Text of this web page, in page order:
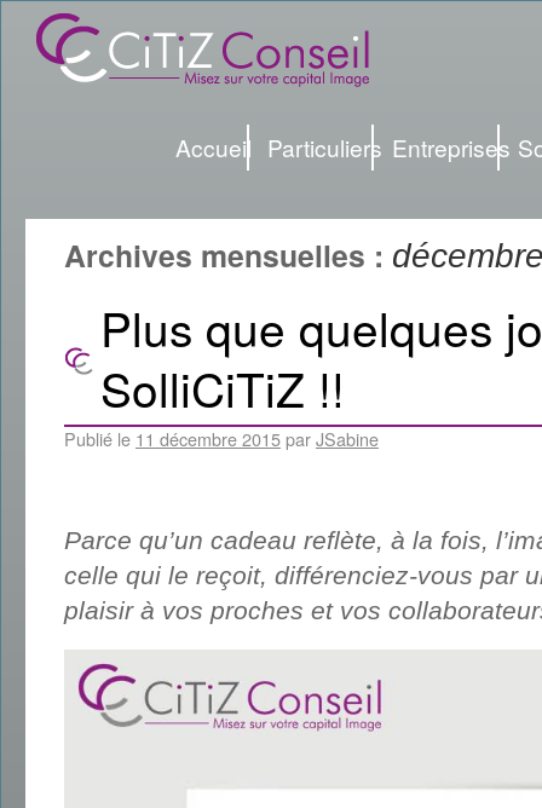
Accueil Particuliers Entreprises
Archives mensuelles :
Plus que quelques
SolliCiTiZ !!
Publié le 11 décembre 2015parJSabine
Parce qu’un cadeau reflète, à la fois,
celle qui le reçoit, différenciez-vous par
plaisir à vos proches et vos